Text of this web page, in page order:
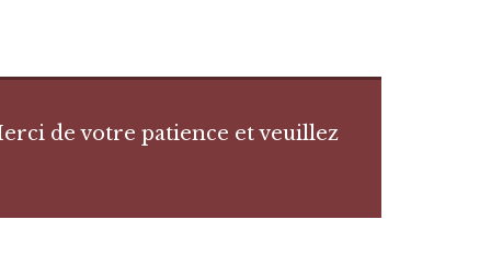
de votre patience et veuillez